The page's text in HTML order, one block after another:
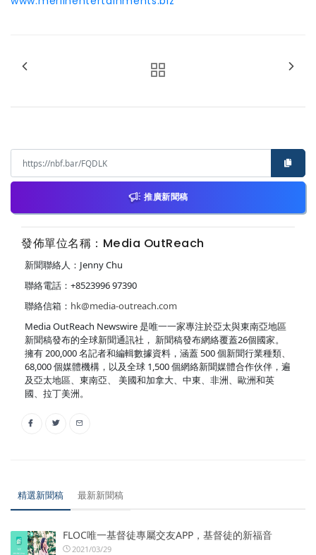
推廣新聞稿
發佈單位名稱：Media OutReach
新聞聯絡人：Jenny Chu
聯絡電話：+8523996 97390
聯絡信箱： hk@media-outreach.com
Media OutReach Newswire 是唯一一家專注於亞太與東南亞地區
新聞稿發布的全球新聞通訊社， 新聞稿發布網絡覆蓋26個國家。
擁有 200,000 名記者和編輯數據資料，涵蓋 500 個新聞行業種類、
68,000 個媒體機構，以及全球 1,500 個網絡新聞媒體合作伙伴，遍
及亞太地區、東南亞、 美國和加拿大、中東、非洲、歐洲和英
國、拉丁美洲。
精選新聞稿 最新新聞稿
FLOC唯一基督徒專屬交友APP，基督徒的新福音
2021/03/29